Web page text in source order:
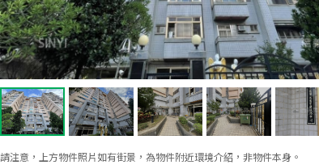
請注意，上方物件照片如有街景，為物件附近環境介紹，非物件本身。